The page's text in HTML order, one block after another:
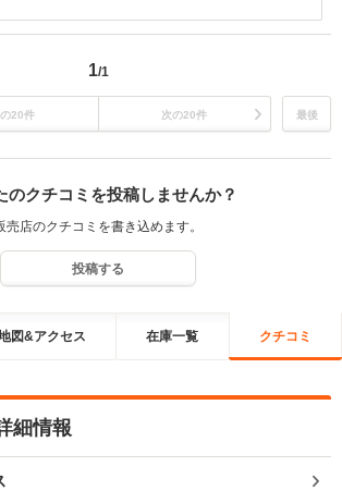
ありがとうございました。お車も気に入って いた
店舗でも カーライフサポートさせていただきま
お願い致します。
1/1
20件 次の20件 最後
のクチコミを投稿しませんか？
売店のクチコミを書き込めます。
投稿する
図&アクセス 在庫一覧 クチコミ
細情報